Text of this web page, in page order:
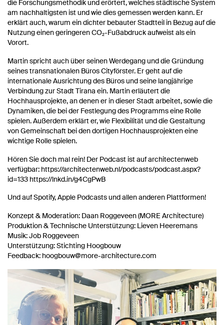
die Forschungsmethodik und erörtert, welches städtische System
am nachhaltigsten ist und wie dies gemessen werden kann. Er
erklärt auch, warum ein dichter bebauter Stadtteil in Bezug auf die
Nutzung einen geringeren CO₂-Fußabdruck aufweist als ein
Vorort.
Martin spricht auch über seinen Werdegang und die Gründung
seines transnationalen Büros Cityförster. Er geht auf die
internationale Ausrichtung des Büros und seine langjährige
Verbindung zur Stadt Tirana ein. Martin erläutert die
Hochhausprojekte, an denen er in dieser Stadt arbeitet, sowie die
Dynamiken, die bei der Festlegung des Programms eine Rolle
spielen. Außerdem erklärt er, wie Flexibilität und die Gestaltung
von Gemeinschaft bei den dortigen Hochhausprojekten eine
wichtige Rolle spielen.
Hören Sie doch mal rein! Der Podcast ist auf architectenweb
verfügbar: https://architectenweb.nl/podcasts/podcast.aspx?
id=133 https://lnkd.in/g4CgPwB
Und auf Spotify, Apple Podcasts und allen anderen Plattformen!
Konzept & Moderation: Daan Roggeveen (MORE Architecture)
Produktion & Technische Unterstützung: Lieven Heeremans
Musik: Job Roggeveen
Unterstützung: Stichting Hoogbouw
Feedback: hoogbouw@more-architecture.com